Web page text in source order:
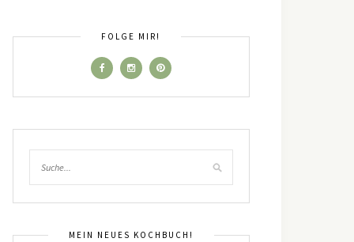
FOLGE MIR!
MEIN NEUES KOCHBUCH!